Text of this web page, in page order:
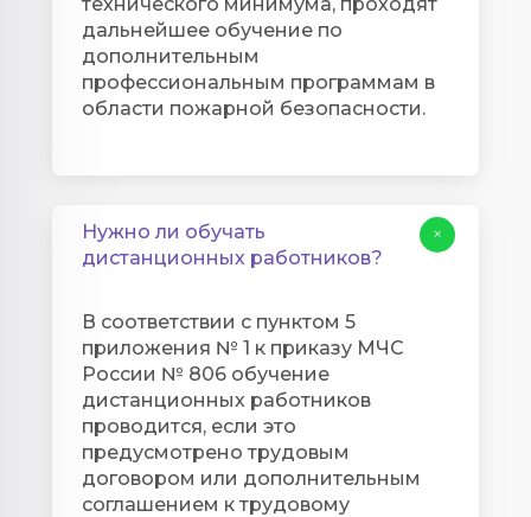
дальнейшее обучение по
дополнительным
профессиональным программам в
области пожарной безопасности.
Нужно ли обучать
дистанционных работников?
В соответствии с пунктом 5
приложения № 1 к приказу МЧС
России № 806 обучение
дистанционных работников
проводится, если это
предусмотрено трудовым
договором или дополнительным
соглашением к трудовому
+